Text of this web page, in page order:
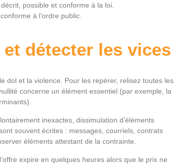
possible et conforme à la loi.
à l’ordre public.
détecter les vices
dol et la violence. Pour les repérer, relisez toutes les
concerne un élément essentiel (par exemple, la
inexactes, dissimulation d’éléments
souvent écrites : messages, courriels, contrats
éléments attestant de la contrainte.
expire en quelques heures alors que le prix ne